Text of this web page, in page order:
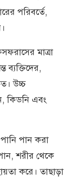
পরিবর্তে,
মাত্রা
ব্যক্তিদের,
উচ্চ
কিডনি এবং
পানি পান করা
শরীর থেকে
করে। তাছাড়া